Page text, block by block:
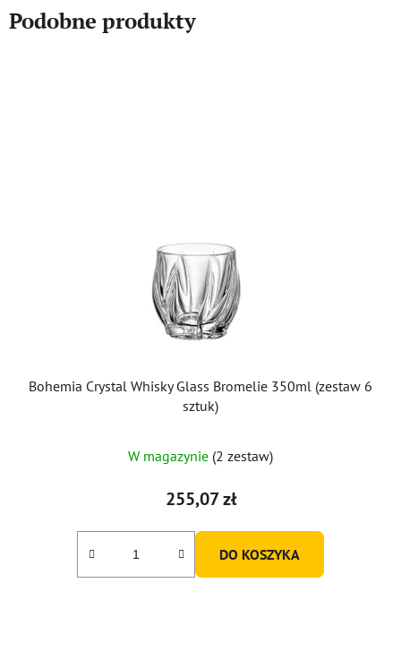
Podobne produkty
Bohemia Crystal Whisky Glass Bromelie 350ml (zestaw 6
sztuk)
W magazynie (2 zestaw)
255,07 zł
DO KOSZYKA